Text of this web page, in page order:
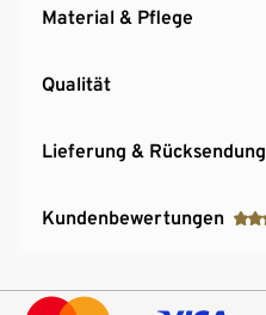
Material & Pflege
Qualität
Lieferung & Rücksendung
Kundenbewertungen